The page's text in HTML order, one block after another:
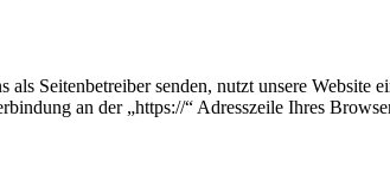
Seitenbetreiber senden, nutzt unsere
an der „https://“ Adresszeile Ihres